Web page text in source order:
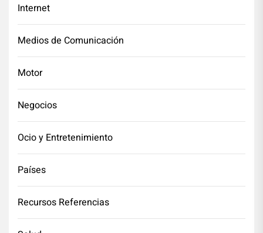
Internet
Medios de Comunicación
Motor
Negocios
Ocio y Entretenimiento
Países
Recursos Referencias